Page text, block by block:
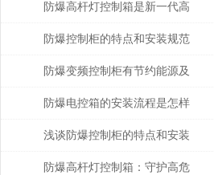
防爆高杆灯控制箱是新一代高
科技产品
防爆控制柜的特点和安装规范
介绍
防爆变频控制柜有节约能源及
运行成本低等优势
防爆电控箱的安装流程是怎样
的？一文带你学会
浅谈防爆控制柜的特点和安装
标准
防爆高杆灯控制箱：守护高危